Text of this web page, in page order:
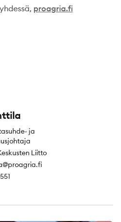
proagria.fi
ja
Liitto